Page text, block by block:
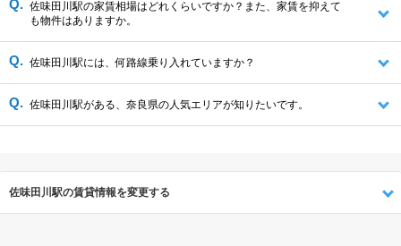
佐味田川駅の家賃相場はどれくらいですか？また、家賃を抑えて
も物件はありますか。
佐味田川駅には、何路線乗り入れていますか？
佐味田川駅がある、奈良県の人気エリアが知りたいです。
佐味田川駅の賃貸情報を変更する